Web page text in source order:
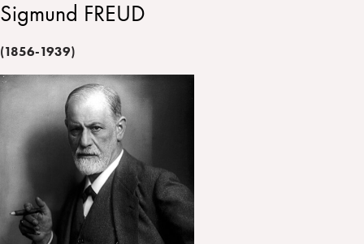
Sigmund FREUD
(1856-1939)